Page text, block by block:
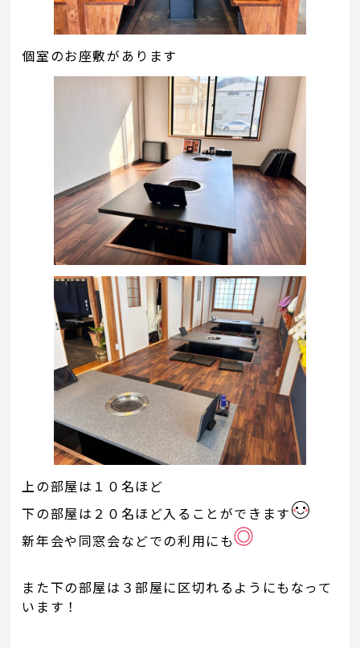
個室のお座敷があります
上の部屋は１０名ほど
下の部屋は２０名ほど入ることができます
新年会や同窓会などでの利用にも
また下の部屋は３部屋に区切れるようにもなって
います！